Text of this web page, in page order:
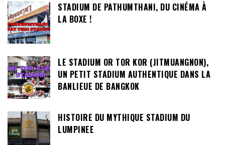
STADIUM DE PATHUMTHANI, DU CINÉMA À
LA BOXE !
LE STADIUM OR TOR KOR (JITMUANGNON),
UN PETIT STADIUM AUTHENTIQUE DANS LA
BANLIEUE DE BANGKOK
HISTOIRE DU MYTHIQUE STADIUM DU
LUMPINEE